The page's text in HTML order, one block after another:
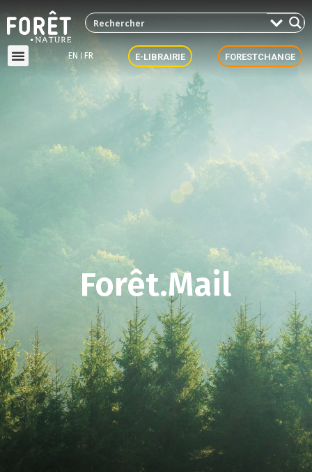
EN FR E-LIBRAIRIE FORESTCHANGE
Forêt.Mail